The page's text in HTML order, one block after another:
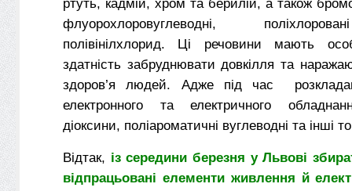
ртуть, кадмій, хром та берилій, а також
флуорохлоровуглеводні,
полівінілхлорид. Ці речовини мають
здатність забруднювати довкілля та
здоров’я людей. Адже під час
електронного та електричного
діоксини, поліароматичні вуглеводні та інші
Відтак, із середини березня у Львові
відпрацьовані елементи живлення й